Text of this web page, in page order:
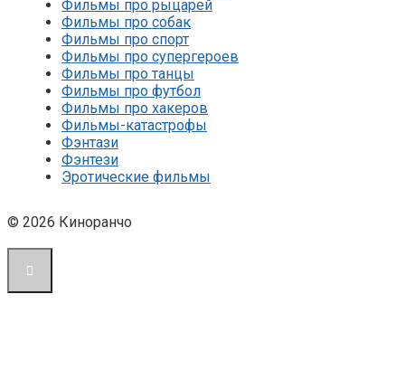
Фильмы про рыцарей
Фильмы про собак
Фильмы про спорт
Фильмы про супергероев
Фильмы про танцы
Фильмы про футбол
Фильмы про хакеров
Фильмы-катастрофы
Фэнтази
Фэнтези
Эротические фильмы
© 2026 Киноранчо